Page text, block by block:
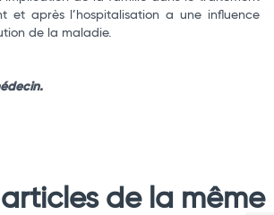
et après l’hospitalisation a une influence
de la maladie.
articles de la même